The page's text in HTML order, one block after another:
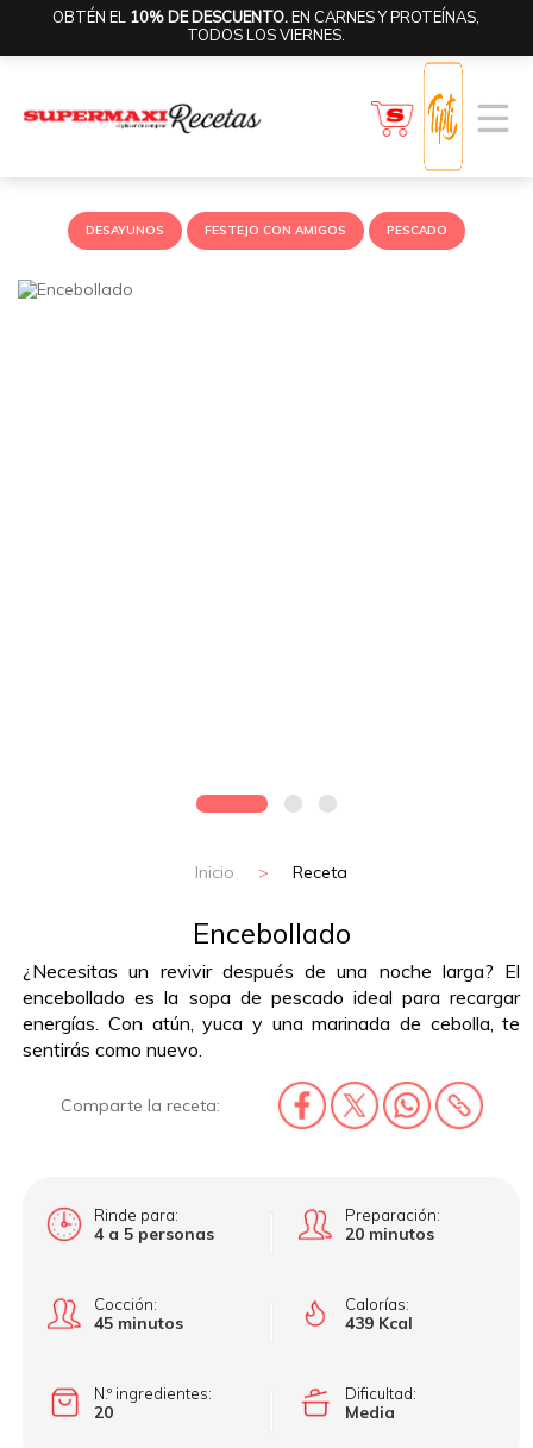
OBTÉN EL 10% DE DESCUENTO.EN CARNES Y PROTEÍNAS,
TODOS LOS VIERNES.
DESAYUNOS FESTEJO CON AMIGOS PESCADO
Inicio > Receta
Encebollado
¿Necesitas un revivir después de una noche larga? El
encebollado es la sopa de pescado ideal para recargar
energías. Con atún, yuca y una marinada de cebolla, te
sentirás como nuevo.
Comparte la receta:
Rinde para:
4 a 5 personas
Preparación:
20 minutos
Cocción:
45 minutos
Calorías:
439 Kcal
N.º ingredientes:
20
Dificultad:
Media